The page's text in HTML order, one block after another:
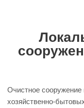
Очистное сооружение
хозяйственно-